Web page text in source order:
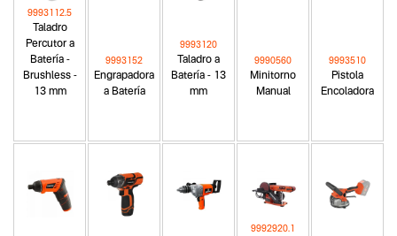
Taladro
Percutor a
Batería -
Brushless -
13 mm
9993112.5
Engrapadora
a Batería
9993152
Taladro a
Batería - 13
mm
9993120
Minitorno
Manual
9990560
Pistola
Encoladora
9993510
9992920.1